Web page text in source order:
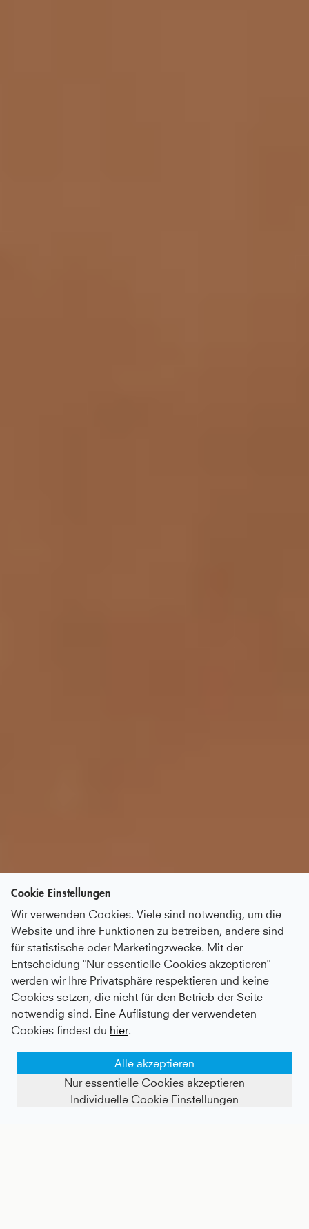
Cookie Einstellungen
Wir verwenden Cookies. Viele sind notwendig, um die
Website und ihre Funktionen zu betreiben, andere sind
für statistische oder Marketingzwecke. Mit der
Entscheidung "Nur essentielle Cookies akzeptieren"
werden wir Ihre Privatsphäre respektieren und keine
Cookies setzen, die nicht für den Betrieb der Seite
notwendig sind. Eine Auflistung der verwendeten
Cookies findest du hier.
Alle akzeptieren
Nur essentielle Cookies akzeptieren
Individuelle Cookie Einstellungen